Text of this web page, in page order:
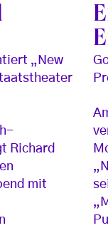
„New
Richard
mit